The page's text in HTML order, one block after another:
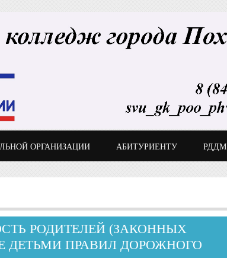
ОРГАНИЗАЦИИ АБИТУРИЕНТУ РДДМ
РОДИТЕЛЕЙ (ЗАКОННЫХ
ДЕТЬМИ ПРАВИЛ ДОРОЖНОГО